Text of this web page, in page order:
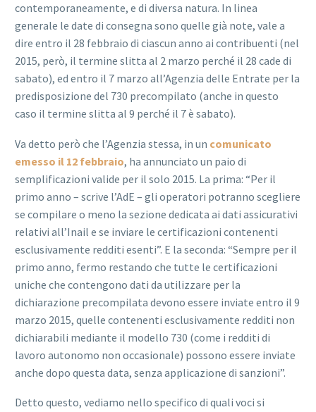
contemporaneamente, e di diversa natura. In linea
generale le date di consegna sono quelle già note, vale a
dire entro il 28 febbraio di ciascun anno ai contribuenti (nel
2015, però, il termine slitta al 2 marzo perché il 28 cade di
sabato), ed entro il 7 marzo all’Agenzia delle Entrate per la
predisposizione del 730 precompilato (anche in questo
caso il termine slitta al 9 perché il 7 è sabato).
Va detto però che l’Agenzia stessa, in un comunicato
emesso il 12 febbraio, ha annunciato un paio di
semplificazioni valide per il solo 2015. La prima: “Per il
primo anno – scrive l’AdE – gli operatori potranno scegliere
se compilare o meno la sezione dedicata ai dati assicurativi
relativi all’Inail e se inviare le certificazioni contenenti
esclusivamente redditi esenti”. E la seconda: “Sempre per il
primo anno, fermo restando che tutte le certificazioni
uniche che contengono dati da utilizzare per la
dichiarazione precompilata devono essere inviate entro il 9
marzo 2015, quelle contenenti esclusivamente redditi non
dichiarabili mediante il modello 730 (come i redditi di
lavoro autonomo non occasionale) possono essere inviate
anche dopo questa data, senza applicazione di sanzioni”.
Detto questo, vediamo nello specifico di quali voci si